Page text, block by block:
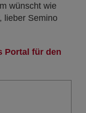
wünscht wie
lieber Semino
Portal für den